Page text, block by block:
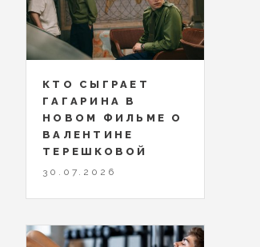
КТО СЫГРАЕТ
ГАГАРИНА В
НОВОМ ФИЛЬМЕ О
ВАЛЕНТИНЕ
ТЕРЕШКОВОЙ
30.07.2026